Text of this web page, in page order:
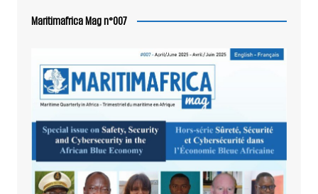
Maritimafrica Mag n°007